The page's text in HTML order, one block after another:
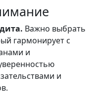
Важно выбрать
гармонирует с
и
и